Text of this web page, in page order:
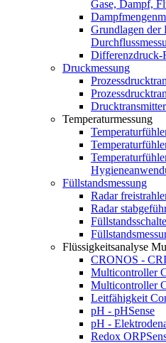
Gase, Dampf,
Grundlagen
Differenzdruck-
Druckmessung
Temperaturmessung
Füllstandsmessung
Radar
Radar
Flüssigkeitsanalyse
CRONOS -
Multicontroller
Multicontroller
Leitfähigkeit
pH - pHSense
pH -
Redox